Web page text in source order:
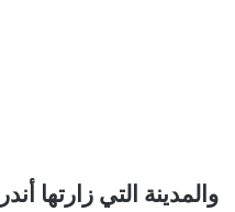
والمدينة التي زارتها